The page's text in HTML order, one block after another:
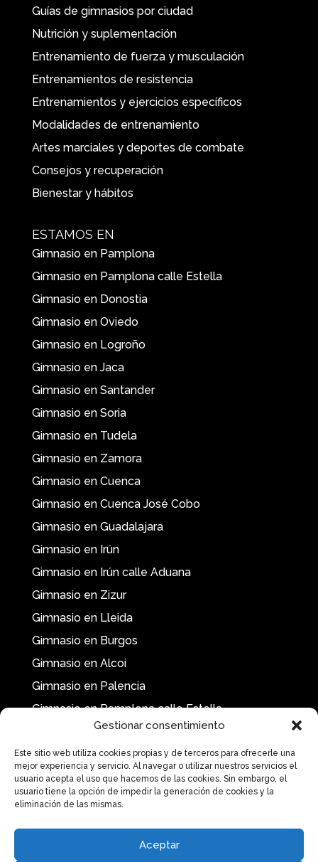
Gestionar consentimiento
Este sitio web utiliza cookies propias y de terceros para ofrecerle una
mejor experiencia y servicio. Al navegar o utilizar nuestros servicios el
usuario acepta el uso que hacemos de las cookies. Sin embargo, el
usuario tiene la opción de impedir la generación de cookies y la
eliminación de las mismas.
Aceptar
Guías de gimnasios por ciudad
Nutrición y suplementación
Entrenamiento de fuerza y musculación
Entrenamientos de resistencia
Entrenamientos y ejercicios específicos
Modalidades de entrenamiento
Artes marciales y deportes de combate
Consejos y recuperación
Bienestar y hábitos
ESTAMOS EN
Gimnasio en Pamplona
Gimnasio en Pamplona calle Estella
Gimnasio en Donostia
Gimnasio en Oviedo
Gimnasio en Logroño
Gimnasio en Jaca
Gimnasio en Santander
Gimnasio en Soria
Gimnasio en Tudela
Gimnasio en Zamora
Gimnasio en Cuenca
Gimnasio en Cuenca José Cobo
Gimnasio en Guadalajara
Gimnasio en Irún
Gimnasio en Irún calle Aduana
Gimnasio en Zizur
Gimnasio en Lleida
Gimnasio en Burgos
Gimnasio en Alcoi
Gimnasio en Palencia
Gimnasio en Pamplona calle Estella
Gimnasio Donostia|